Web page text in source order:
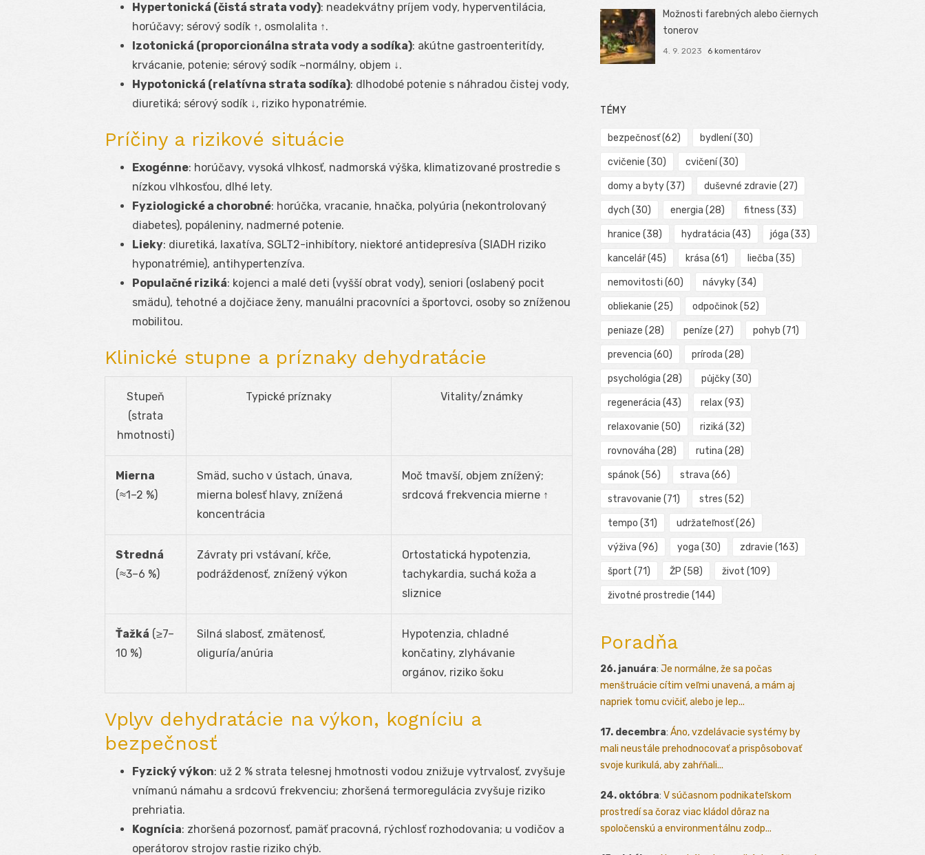
Hypertonická (čistá strata vody): neadekvátny príjem vody, hyperventilácia,
horúčavy; sérový sodík ↑, osmolalita ↑.
Izotonická (proporcionálna strata vody a sodíka): akútne gastroenteritídy,
krvácanie, potenie; sérový sodík ~normálny, objem ↓.
Hypotonická (relatívna strata sodíka): dlhodobé potenie s náhradou čistej vody,
diuretiká; sérový sodík ↓, riziko hyponatrémie.
Príčiny a rizikové situácie
Exogénne: horúčavy, vysoká vlhkosť, nadmorská výška, klimatizované prostredie s
nízkou vlhkosťou, dlhé lety.
Fyziologické a chorobné: horúčka, vracanie, hnačka, polyúria (nekontrolovaný
diabetes), popáleniny, nadmerné potenie.
Lieky: diuretiká, laxatíva, SGLT2-inhibítory, niektoré antidepresíva (SIADH riziko
hyponatrémie), antihypertenzíva.
Populačné riziká: kojenci a malé deti (vyšší obrat vody), seniori (oslabený pocit
smädu), tehotné a dojčiace ženy, manuálni pracovníci a športovci, osoby so zníženou
mobilitou.
Klinické stupne a príznaky dehydratácie
Stupeň
(strata
hmotnosti)
Typické príznaky Vitality/známky
Mierna
(≈1–2 %)
Smäd, sucho v ústach, únava,
mierna bolesť hlavy, znížená
koncentrácia
Moč tmavší, objem znížený;
srdcová frekvencia mierne ↑
Stredná
(≈3–6 %)
Závraty pri vstávaní, kŕče,
podráždenosť, znížený výkon
Ortostatická hypotenzia,
tachykardia, suchá koža a
sliznice
Ťažká (≥7–
10 %)
Silná slabosť, zmätenosť,
oliguría/anúria
Hypotenzia, chladné
končatiny, zlyhávanie
orgánov, riziko šoku
Vplyv dehydratácie na výkon, kogníciu a
bezpečnosť
Fyzický výkon: už 2 % strata telesnej hmotnosti vodou znižuje vytrvalosť, zvyšuje
vnímanú námahu a srdcovú frekvenciu; zhoršená termoregulácia zvyšuje riziko
prehriatia.
Kognícia: zhoršená pozornosť, pamäť pracovná, rýchlosť rozhodovania; u vodičov a
operátorov strojov rastie riziko chýb.
Možnosti farebných alebo čiernych
tonerov
4. 9. 2023 6 komentárov
TÉMY
bezpečnosť(62) bydlení(30)
cvičenie (30) cvičení(30)
domy a byty(37) duševné zdravie (27)
dych (30) energia (28) fitness (33)
hranice (38) hydratácia (43) jóga (33)
kancelář(45) krása (61) liečba (35)
nemovitosti (60) návyky(34)
obliekanie (25) odpočinok(52)
peniaze (28) peníze (27) pohyb (71)
prevencia (60) príroda (28)
psychológia (28) půjčky(30)
regenerácia (43) relax (93)
relaxovanie (50) riziká (32)
rovnováha (28) rutina (28)
spánok(56) strava (66)
stravovanie (71) stres (52)
tempo (31) udržateľnosť(26)
výživa (96) yoga (30) zdravie (163)
šport (71) ŽP (58) život (109)
životné prostredie (144)
Poradňa
26. januára: Je normálne, že sa počas
menštruácie cítim veľmi unavená, a mám aj
napriek tomu cvičiť, alebo je lep...
17. decembra: Áno, vzdelávacie systémy by
mali neustále prehodnocovať a prispôsobovať
svoje kurikulá, aby zahŕňali...
24. októbra: V súčasnom podnikateľskom
prostredí sa čoraz viac kládol dôraz na
spoločenskú a environmentálnu zodp...